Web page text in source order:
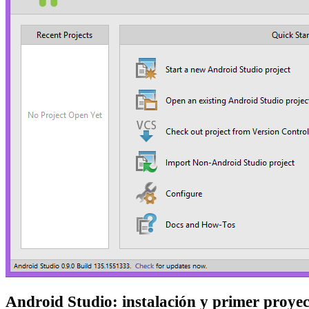
Android Studio: instalación y primer